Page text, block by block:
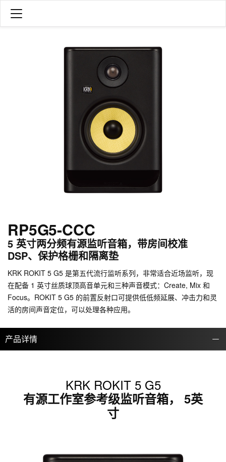
RP5G5-CCC
5 英寸两分频有源监听音箱，带房间校准
DSP、保护格栅和隔离垫
KRK ROKIT 5 G5 是第五代流行监听系列，非常适合近场监听，现
在配备 1 英寸丝质球顶高音单元和三种声音模式：Create, Mix 和
Focus。ROKIT 5 G5 的前置反射口可提供低低频延展、冲击力和灵
活的房间声音定位，可以处理各种应用。
产品详情
KRK ROKIT 5 G5
有源工作室参考级监听音箱， 5英
寸